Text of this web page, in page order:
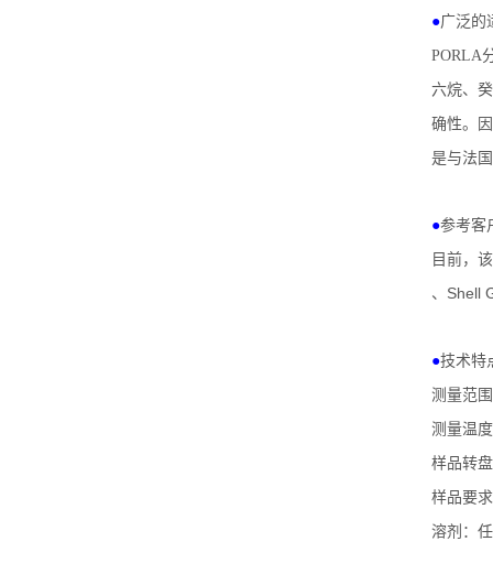
●广泛的
PORLA
六烷、
确性。
是与法国
●参考客
目前，
、 Shell
●技术特
测量范
测量温
样品转
样品要
溶剂：